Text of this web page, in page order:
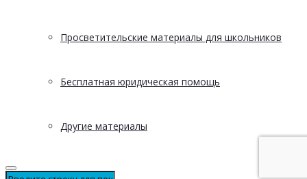
Просветительские материалы для школьников
Бесплатная юридическая помощь
Другие материалы